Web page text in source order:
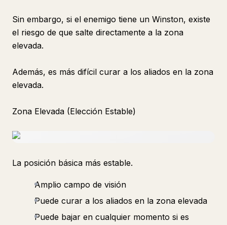
Sin embargo, si el enemigo tiene un Winston, existe
el riesgo de que salte directamente a la zona
elevada.
Además, es más difícil curar a los aliados en la zona
elevada.
Zona Elevada (Elección Estable)
La posición básica más estable.
Amplio campo de visión
Puede curar a los aliados en la zona elevada
Puede bajar en cualquier momento si es